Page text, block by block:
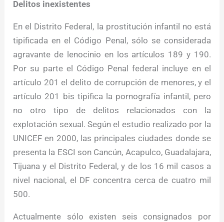
Delitos inexistentes
En el Distrito Federal, la prostitución infantil no está
tipificada en el Código Penal, sólo se considerada
agravante de lenocinio en los artículos 189 y 190.
Por su parte el Código Penal federal incluye en el
artículo 201 el delito de corrupción de menores, y el
artículo 201 bis tipifica la pornografía infantil, pero
no otro tipo de delitos relacionados con la
explotación sexual. Según el estudio realizado por la
UNICEF en 2000, las principales ciudades donde se
presenta la ESCI son Cancún, Acapulco, Guadalajara,
Tijuana y el Distrito Federal, y de los 16 mil casos a
nivel nacional, el DF concentra cerca de cuatro mil
500.
Actualmente sólo existen seis consignados por